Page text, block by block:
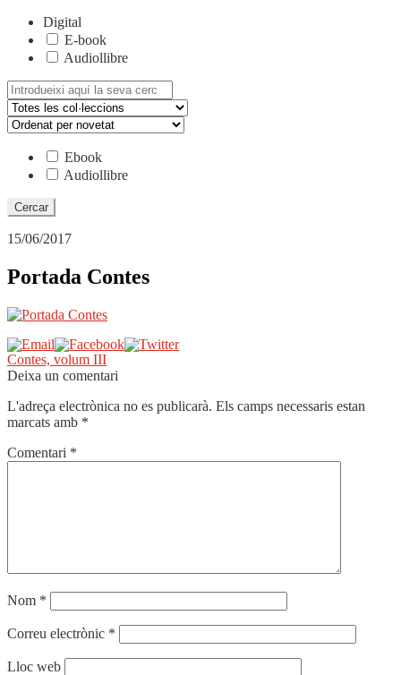
Digital
E-book
Audiollibre
Cerca:
Ebook
Audiollibre
15/06/2017
Portada Contes
Navegació
d'entrades
Entrada
anterior:
Contes, volum III
Deixa un comentari
L'adreça electrònica no es publicarà. Els camps necessaris estan
marcats amb *
Comentari *
Nom *
Correu electrònic *
Lloc web